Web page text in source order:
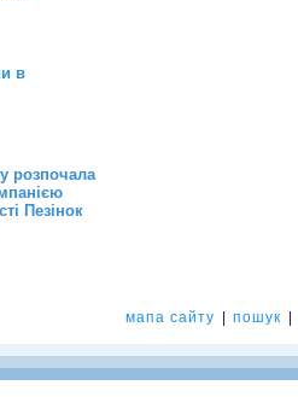
в
розпочала
Пезінок
мапа сайту пошук